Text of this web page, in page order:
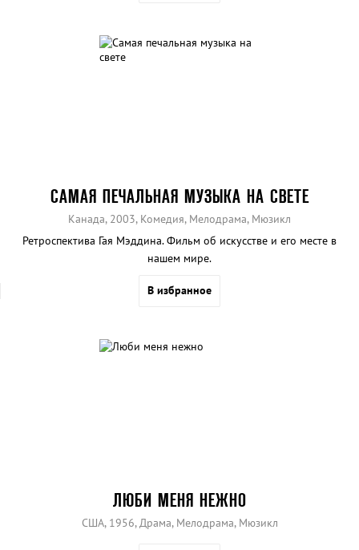
САМАЯ ПЕЧАЛЬНАЯ МУЗЫКА НА СВЕТЕ
Канада, 2003, Комедия, Мелодрама, Мюзикл
Ретроспектива Гая Мэддина. Фильм об искусстве и его месте в
нашем мире.
В избранное
ЛЮБИ МЕНЯ НЕЖНО
США, 1956, Драма, Мелодрама, Мюзикл